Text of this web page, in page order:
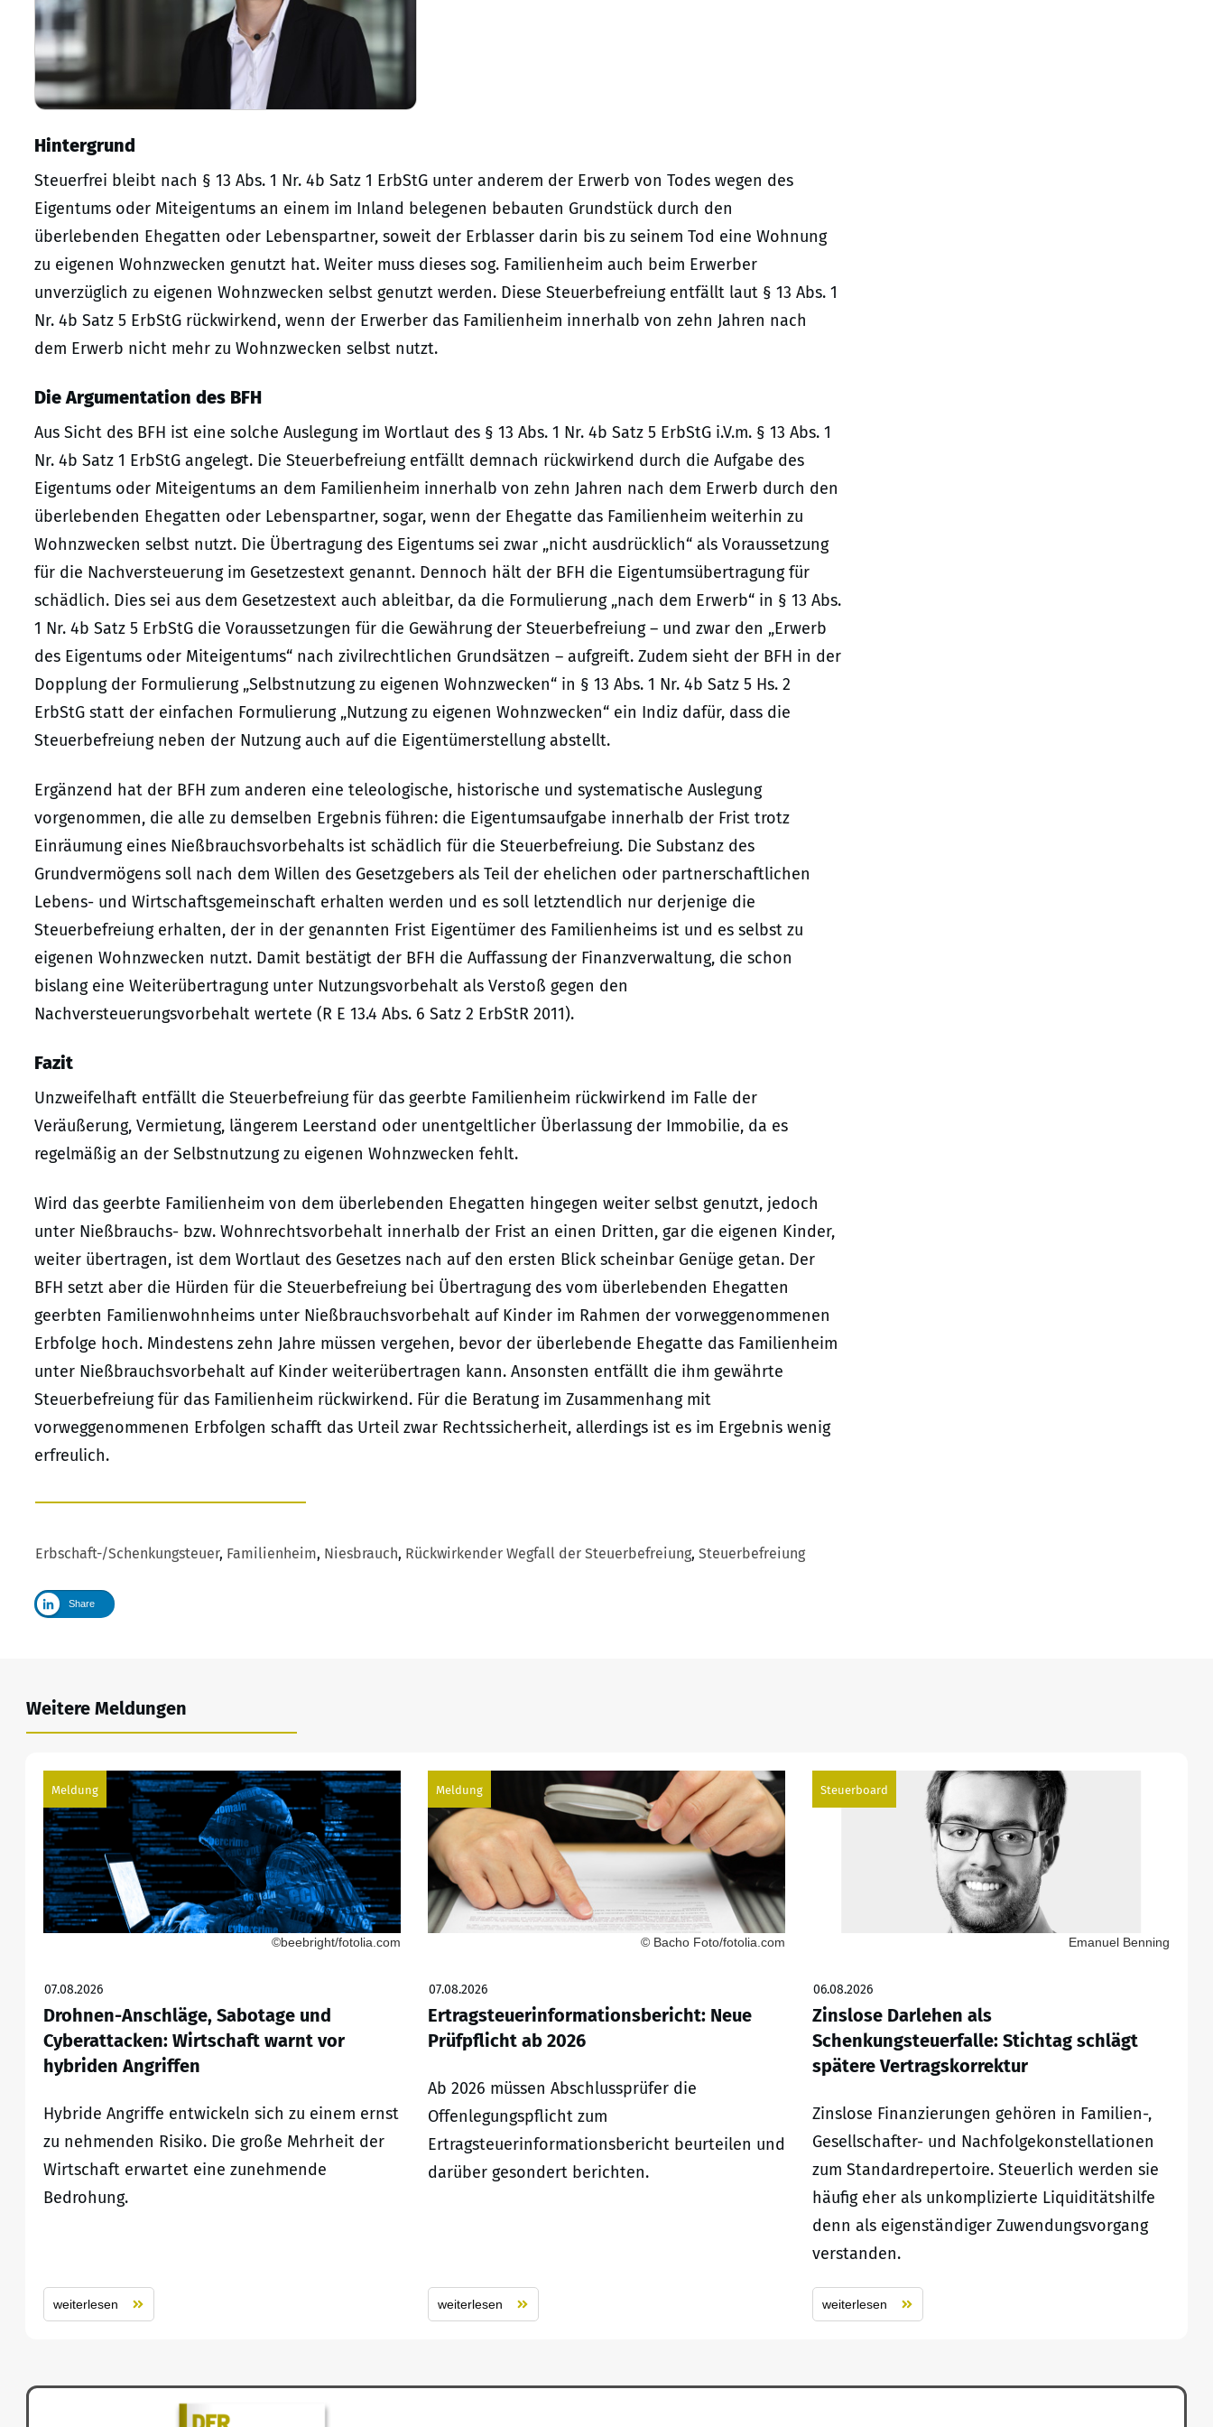
Hintergrund
Steuerfrei bleibt nach § 13 Abs. 1 Nr. 4b Satz 1 ErbStG unter anderem der Erwerb von Todes wegen des
Eigentums oder Miteigentums an einem im Inland belegenen bebauten Grundstück durch den
überlebenden Ehegatten oder Lebenspartner, soweit der Erblasser darin bis zu seinem Tod eine Wohnung
zu eigenen Wohnzwecken genutzt hat. Weiter muss dieses sog. Familienheim auch beim Erwerber
unverzüglich zu eigenen Wohnzwecken selbst genutzt werden. Diese Steuerbefreiung entfällt laut § 13 Abs. 1
Nr. 4b Satz 5 ErbStG rückwirkend, wenn der Erwerber das Familienheim innerhalb von zehn Jahren nach
dem Erwerb nicht mehr zu Wohnzwecken selbst nutzt.
Die Argumentation des BFH
Aus Sicht des BFH ist eine solche Auslegung im Wortlaut des § 13 Abs. 1 Nr. 4b Satz 5 ErbStG i.V.m. § 13 Abs. 1
Nr. 4b Satz 1 ErbStG angelegt. Die Steuerbefreiung entfällt demnach rückwirkend durch die Aufgabe des
Eigentums oder Miteigentums an dem Familienheim innerhalb von zehn Jahren nach dem Erwerb durch den
überlebenden Ehegatten oder Lebenspartner, sogar, wenn der Ehegatte das Familienheim weiterhin zu
Wohnzwecken selbst nutzt. Die Übertragung des Eigentums sei zwar „nicht ausdrücklich“ als Voraussetzung
für die Nachversteuerung im Gesetzestext genannt. Dennoch hält der BFH die Eigentumsübertragung für
schädlich. Dies sei aus dem Gesetzestext auch ableitbar, da die Formulierung „nach dem Erwerb“ in § 13 Abs.
1 Nr. 4b Satz 5 ErbStG die Voraussetzungen für die Gewährung der Steuerbefreiung – und zwar den „Erwerb
des Eigentums oder Miteigentums“ nach zivilrechtlichen Grundsätzen – aufgreift. Zudem sieht der BFH in der
Dopplung der Formulierung „Selbstnutzung zu eigenen Wohnzwecken“ in § 13 Abs. 1 Nr. 4b Satz 5 Hs. 2
ErbStG statt der einfachen Formulierung „Nutzung zu eigenen Wohnzwecken“ ein Indiz dafür, dass die
Steuerbefreiung neben der Nutzung auch auf die Eigentümerstellung abstellt.
Ergänzend hat der BFH zum anderen eine teleologische, historische und systematische Auslegung
vorgenommen, die alle zu demselben Ergebnis führen: die Eigentumsaufgabe innerhalb der Frist trotz
Einräumung eines Nießbrauchsvorbehalts ist schädlich für die Steuerbefreiung. Die Substanz des
Grundvermögens soll nach dem Willen des Gesetzgebers als Teil der ehelichen oder partnerschaftlichen
Lebens- und Wirtschaftsgemeinschaft erhalten werden und es soll letztendlich nur derjenige die
Steuerbefreiung erhalten, der in der genannten Frist Eigentümer des Familienheims ist und es selbst zu
eigenen Wohnzwecken nutzt. Damit bestätigt der BFH die Auffassung der Finanzverwaltung, die schon
bislang eine Weiterübertragung unter Nutzungsvorbehalt als Verstoß gegen den
Nachversteuerungsvorbehalt wertete (R E 13.4 Abs. 6 Satz 2 ErbStR 2011).
Fazit
Unzweifelhaft entfällt die Steuerbefreiung für das geerbte Familienheim rückwirkend im Falle der
Veräußerung, Vermietung, längerem Leerstand oder unentgeltlicher Überlassung der Immobilie, da es
regelmäßig an der Selbstnutzung zu eigenen Wohnzwecken fehlt.
Wird das geerbte Familienheim von dem überlebenden Ehegatten hingegen weiter selbst genutzt, jedoch
unter Nießbrauchs- bzw. Wohnrechtsvorbehalt innerhalb der Frist an einen Dritten, gar die eigenen Kinder,
weiter übertragen, ist dem Wortlaut des Gesetzes nach auf den ersten Blick scheinbar Genüge getan. Der
BFH setzt aber die Hürden für die Steuerbefreiung bei Übertragung des vom überlebenden Ehegatten
geerbten Familienwohnheims unter Nießbrauchsvorbehalt auf Kinder im Rahmen der vorweggenommenen
Erbfolge hoch. Mindestens zehn Jahre müssen vergehen, bevor der überlebende Ehegatte das Familienheim
unter Nießbrauchsvorbehalt auf Kinder weiterübertragen kann. Ansonsten entfällt die ihm gewährte
Steuerbefreiung für das Familienheim rückwirkend. Für die Beratung im Zusammenhang mit
vorweggenommenen Erbfolgen schafft das Urteil zwar Rechtssicherheit, allerdings ist es im Ergebnis wenig
erfreulich.
Erbschaft-/Schenkungsteuer, Familienheim, Niesbrauch, Rückwirkender Wegfall der Steuerbefreiung, Steuerbefreiung
Share
Weitere Meldungen
Meldung
©beebright/fotolia.com
07.08.2026
Drohnen-Anschläge, Sabotage und
Cyberattacken: Wirtschaft warnt vor
hybriden Angriffen
Hybride Angriffe entwickeln sich zu einem ernst
zu nehmenden Risiko. Die große Mehrheit der
Wirtschaft erwartet eine zunehmende
Bedrohung.
weiterlesen
Meldung
© Bacho Foto/fotolia.com
07.08.2026
Ertragsteuerinformationsbericht: Neue
Prüfpflicht ab 2026
Ab 2026 müssen Abschlussprüfer die
Offenlegungspflicht zum
Ertragsteuerinformationsbericht beurteilen und
darüber gesondert berichten.
weiterlesen
Steuerboard
Emanuel Benning
06.08.2026
Zinslose Darlehen als
Schenkungsteuerfalle: Stichtag schlägt
spätere Vertragskorrektur
Zinslose Finanzierungen gehören in Familien-,
Gesellschafter- und Nachfolgekonstellationen
zum Standardrepertoire. Steuerlich werden sie
häufig eher als unkomplizierte Liquiditätshilfe
denn als eigenständiger Zuwendungsvorgang
verstanden.
weiterlesen